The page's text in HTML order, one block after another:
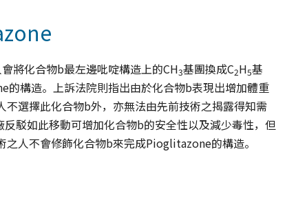
將化合物b最左邊吡啶構造上的CH3基團換成C2H5基
構造。上訴法院則指出由於化合物b表現出增加體重
選擇此化合物b外，亦無法由先前技術之揭露得知需
駁如此移動可增加化合物b的安全性以及減少毒性，但
人不會修飾化合物b來完成Pioglitazone的構造。